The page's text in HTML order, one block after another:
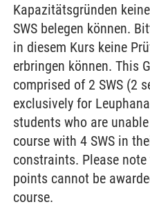
Kapazitätsgründen
SWS belegen können.
in diesem Kurs keine
erbringen können. This
comprised of 2 SWS (2
exclusively for
students who are
course with 4 SWS in
constraints. Please
points cannot be
course.